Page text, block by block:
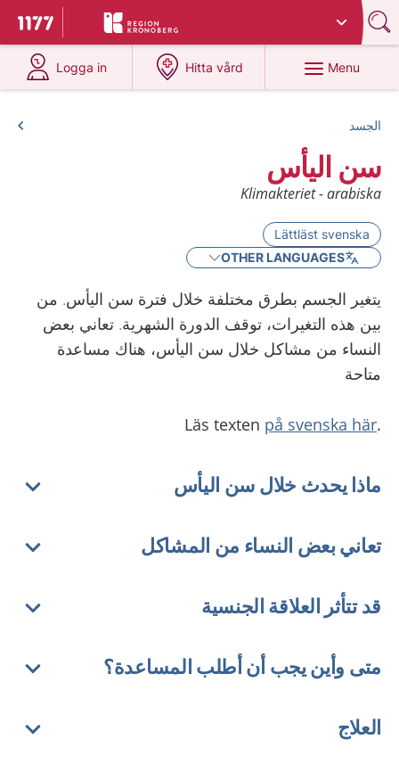
To start page for 1177
Du har valt region
Logga in
at 1177.se
Hitta vård
at 1177.se
Menu
الجسد
سن اليأس
Klimakteriet - arabiska
Lättläst svenska
OTHER LANGUAGES
يتغير الجسم بطرق مختلفة خلال فترة سن اليأس. من
بين هذه التغيرات، توقف الدورة الشهرية. تعاني بعض
النساء من مشاكل خلال سن اليأس، هناك مساعدة
متاحة
.Läs texten
på svenska här
ماذا يحدث خلال سن اليأس
تعاني بعض النساء من المشاكل
قد تتأثر العلاقة الجنسية
متى وأين يجب أن أطلب المساعدة؟
العلاج